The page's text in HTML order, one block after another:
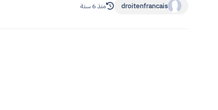
droitenfrancais منذ 6 سنة